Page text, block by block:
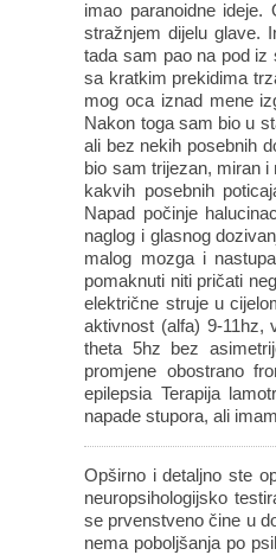
imao paranoidne
stražnjem dijelu glave.
tada sam pao na pod iz
sa kratkim prekidima
mog oca iznad mene
Nakon toga sam bio u
ali bez nekih posebnih
bio sam trijezan, miran
kakvih posebnih
Napad počinje
naglog i glasnog
malog mozga i
pomaknuti niti pričati
električne struje u
aktivnost (alfa) 9-11hz,
theta 5hz bez
promjene obostrano
epilepsia Terapija
napade stupora, ali
Opširno i detaljno ste
neuropsihologijsko
se prvenstveno čine u
nema poboljšanja po